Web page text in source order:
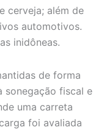
cerveja; além de
automotivos.
inidôneas.
de forma
sonegação fiscal e
uma carreta
foi avaliada